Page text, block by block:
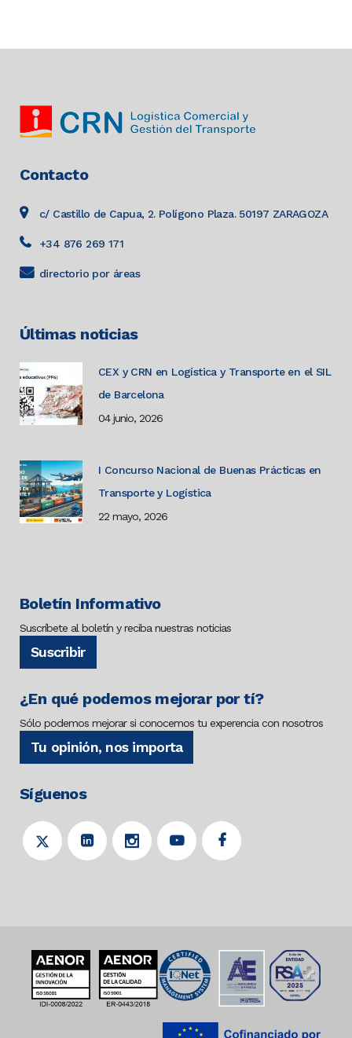
Contacto
c/ Castillo de Capua, 2. Polígono Plaza. 50197 ZARAGOZA
+34 876 269 171
directorio por áreas
Últimas noticias
CEX y CRN en Logística y Transporte en el SIL
de Barcelona
04 junio, 2026
I Concurso Nacional de Buenas Prácticas en
Transporte y Logística
22 mayo, 2026
Boletín Informativo
Suscríbete al boletín y reciba nuestras noticias
Suscribir
¿En qué podemos mejorar por tí?
Sólo podemos mejorar si conocemos tu experencia con nosotros
Tu opinión, nos importa
Síguenos